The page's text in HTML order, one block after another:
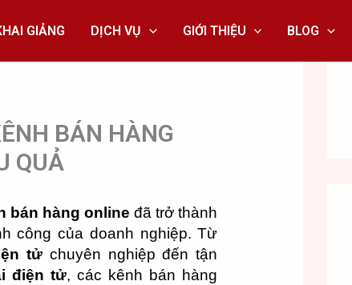
GIẢNG DỊCH VỤ GIỚI THIỆU BLOG
BÁN HÀNG
QUẢ
bán hàng online đã trở thành
công của doanh nghiệp. Từ
tửchuyên nghiệp đến tận
điện tử, các kênh bán hàng